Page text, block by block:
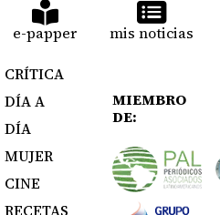
e-papper mis noticias
CRÍTICA
DÍA A
DÍA
MUJER
CINE
RECETAS
MIEMBRO
DE: